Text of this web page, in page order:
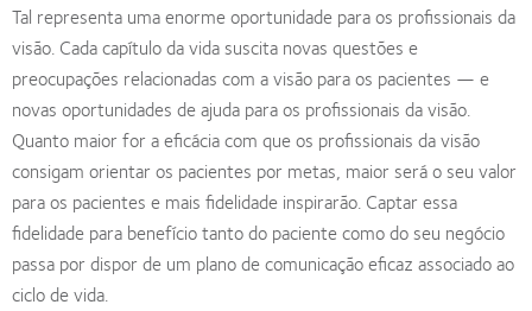
Tal representa uma enorme oportunidade para os profissionais da
visão. Cada capítulo da vida suscita novas questões e
preocupações relacionadas com a visão para os pacientes — e
novas oportunidades de ajuda para os profissionais da visão.
Quanto maior for a eficácia com que os profissionais da visão
consigam orientar os pacientes por metas, maior será o seu valor
para os pacientes e mais fidelidade inspirarão. Captar essa
fidelidade para benefício tanto do paciente como do seu negócio
passa por dispor de um plano de comunicação eficaz associado ao
ciclo de vida.